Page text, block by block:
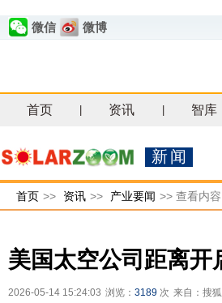
微信 微博
首页 资讯 智库
新闻
首页 >> 资讯 >> 产业要闻 >> 查看内容
美国太空公司距离
2026-05-14 15:24:03 浏览： 3189 次 来自：搜